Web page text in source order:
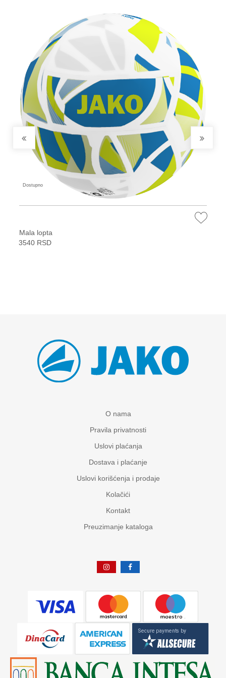
Dostupno
Mala lopta
3540 RSD
O nama
Pravila privatnosti
Uslovi plaćanja
Dostava i plaćanje
Uslovi korišćenja i prodaje
Kolačići
Kontakt
Preuzimanje kataloga